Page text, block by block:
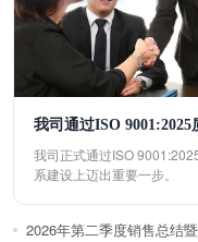
我司通过ISO
我司正式通过ISO
系建设上迈出重要一步。
2026年第二季度销售总结